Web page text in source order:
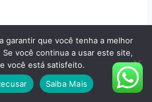
estar incluído
procedimentos básicos
Muitos planos cobrem
(canal), restaurações e
garantir que você tenha a melhor
você continua a usar este site,
você está satisfeito.
Saiba Mais